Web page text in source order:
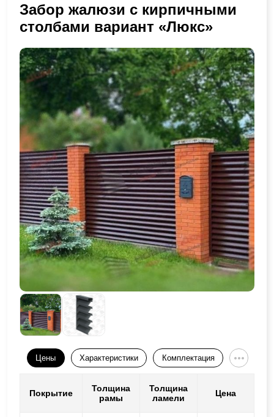
Забор жалюзи с кирпичными
столбами вариант «Люкс»
Цены Характеристики Комплектация
Покрытие
Толщина
рамы
Толщина
ламели
Цена